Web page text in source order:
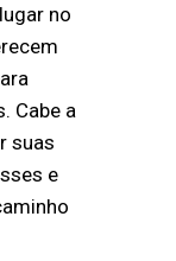
no
Cabe a
suas
e